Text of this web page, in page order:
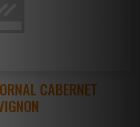
CABERNET